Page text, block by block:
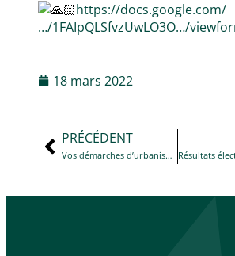
https://docs.google.com/
…/1FAIpQLSfvzUwLO3O…/
18 mars 2022
PRÉCÉDENT
Vos démarches d’urbanisme en ligne à partir du 1er janvier 2022